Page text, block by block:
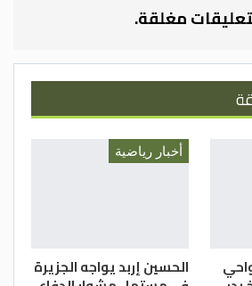
وتم توزيع المنتخبات الـ24 على 6 مجموعات،
أربعة منتخبات، على أن
ووصيفه، بالإضافة
4 منتخبات تحتل المركز الثالث، إلى
حديثه في الحفل، رضاه
مغلقة.
أخبار رياضية
الحسين إربد يواجه الجزيرة